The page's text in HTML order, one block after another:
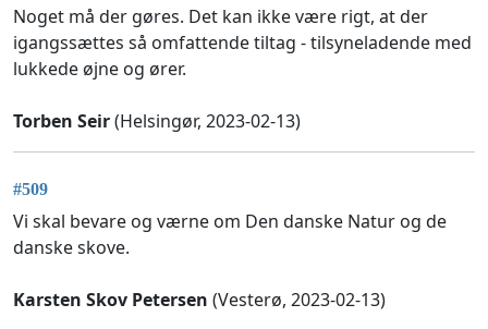
Noget må der gøres. Det kan ikke være rigt, at der
igangssættes så omfattende tiltag - tilsyneladende med
lukkede øjne og ører.
Torben Seir(Helsingør, 2023-02-13)
#509
Vi skal bevare og værne om Den danske Natur og de
danske skove.
Karsten Skov Petersen (Vesterø, 2023-02-13)